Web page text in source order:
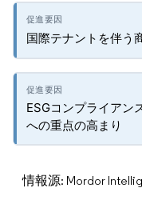
国際テナントを伴う
ESGコンプライアン
への重点の高まり
情報源: Mordor